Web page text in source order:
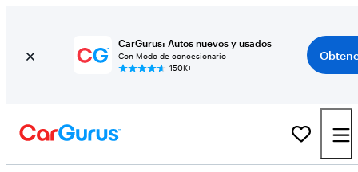
CarGurus: Autos nuevos y usados
Con Modo de concesionario
150K+